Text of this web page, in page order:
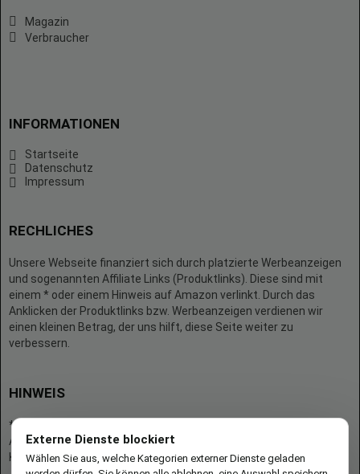
Magazin
Verbraucher
INFORMATIONEN
Startseite
Datenschutz
Impressum
RECHLICHES
Unsere Webseite finanziert sich durch platzierte Werbeanzeigen
und sogenannten Affiliate Links (Produktlinks). Diese sind mit
einem * oder einem Hinweis auf Amazon verlinkt. Durch das
Anklicken der Produktlinks bzw. Werbeanzeigen verdienen wir
einen kleinen Betrag, der uns hilft, diese Seite weiter zu
verbessern.
HINWEIS
* = Afilliate-Link (=Werbung)
Als Amazon-Partner verdient der Seitenbetreiber an qualifizierten
Käufen.
Externe Dienste blockiert
Wählen Sie aus, welche Kategorien externer Dienste geladen